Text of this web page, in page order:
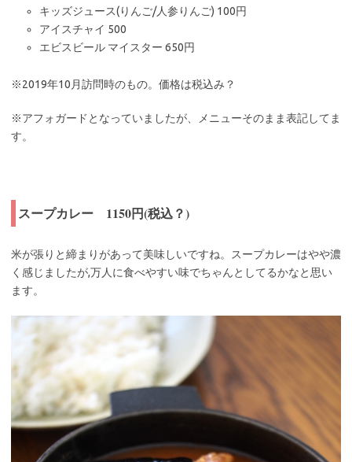
キッズジュース(りんご/人参りんご) 100円
アイスチャイ 500
エビスビール マイスター 650円
※2019年10月訪問時のもの。価格は税込み？
※アフォガードとなっていましたが、メニューそのまま表記してま
す。
スープカレー 1150円(税込？)
米が張りと締まりがあって美味しいですね。スープカレーはやや濃
く感じましたが,万人に食べやすい味でちゃんとしてるかなと思い
ます。